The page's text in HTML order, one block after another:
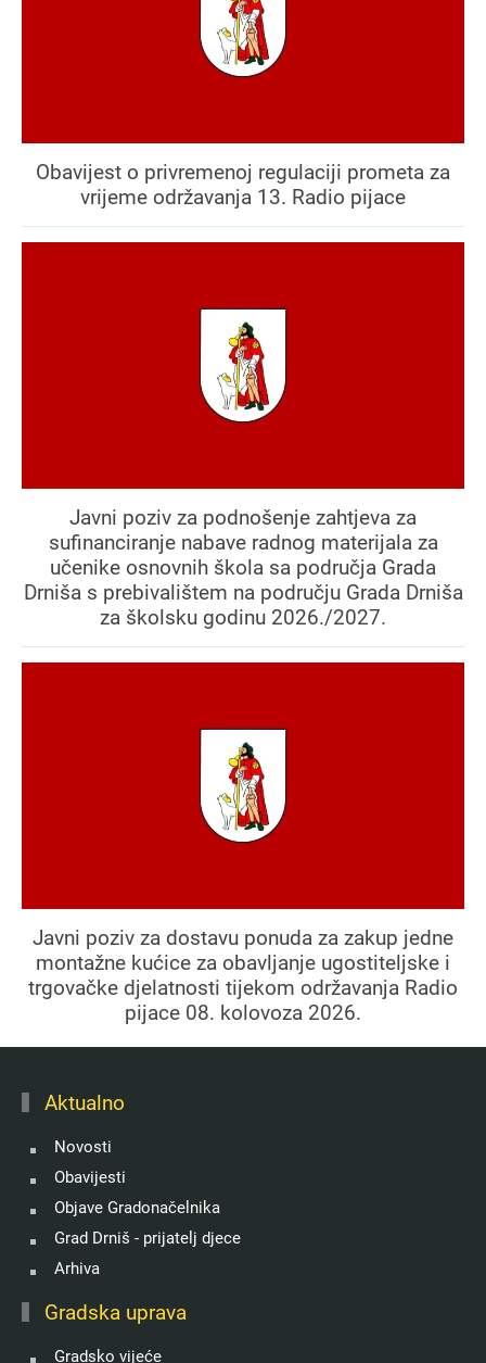
Obavijest o privremenoj regulaciji prometa za
vrijeme održavanja 13. Radio pijace
Javni poziv za podnošenje zahtjeva za
sufinanciranje nabave radnog materijala za
učenike osnovnih škola sa područja Grada
Drniša s prebivalištem na području Grada Drniša
za školsku godinu 2026./2027.
Javni poziv za dostavu ponuda za zakup jedne
montažne kućice za obavljanje ugostiteljske i
trgovačke djelatnosti tijekom održavanja Radio
pijace 08. kolovoza 2026.
Aktualno
Novosti
Obavijesti
Objave Gradonačelnika
Grad Drniš - prijatelj djece
Arhiva
Gradska uprava
Gradsko vijeće